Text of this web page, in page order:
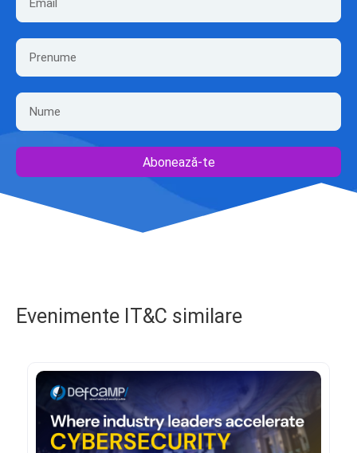
Abonează-te
Evenimente IT&C similare